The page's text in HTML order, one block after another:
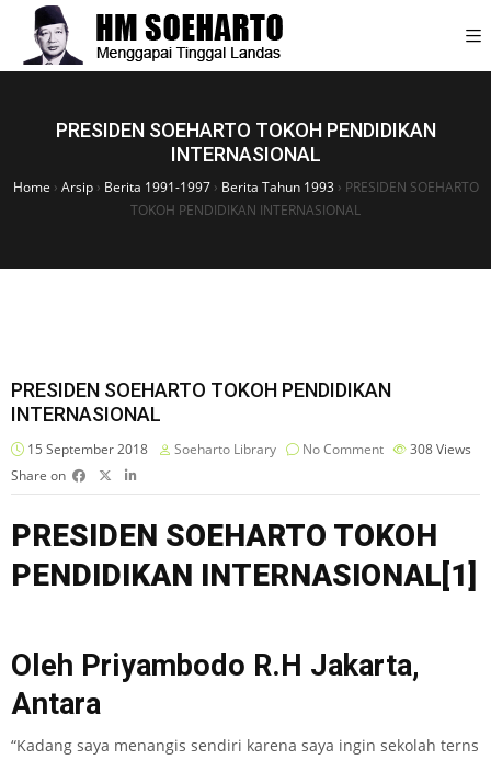
PRESIDEN SOEHARTO TOKOH PENDIDIKAN
INTERNASIONAL
Home › Arsip› Berita 1991-1997› Berita Tahun 1993› PRESIDEN SOEHARTO
TOKOH PENDIDIKAN INTERNASIONAL
PRESIDEN SOEHARTO TOKOH PENDIDIKAN
INTERNASIONAL
15 September 2018 Soeharto Library No Comment 308Views
Share on
PRESIDEN SOEHARTO TOKOH
PENDIDIKAN INTERNASIONAL[1]
Oleh Priyambodo R.H Jakarta,
Antara
“Kadang saya menangis sendiri karena saya ingin sekolah terns